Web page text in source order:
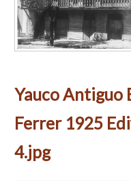
Yauco Antiguo
Ferrer 1925
4.jpg